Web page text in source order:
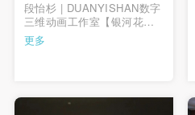
段怡杉 | DUANYISHAN数字
三维动画工作室【银河花
园】银荷花园是我们一群一
起长大的伙伴所居住的社区
小伙伴逐渐失去了联系，银
更多